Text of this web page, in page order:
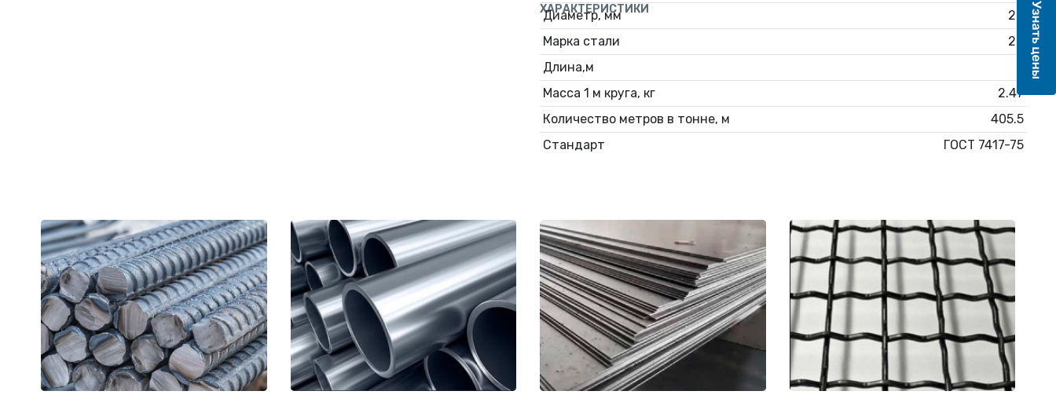
ХАРАКТЕРИСТИКИ
Диаметр, мм
20
Марка стали
20
Длина,м
Масса 1 м круга, кг
2.47
Количество метров в тонне, м
405.5
Стандарт
ГОСТ 7417-75